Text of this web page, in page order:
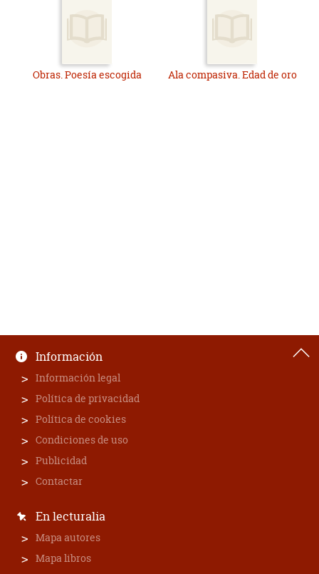
Obras. Poesía escogida Ala compasiva. Edad de oro
Información
Información legal
Política de privacidad
Política de cookies
Condiciones de uso
Publicidad
Contactar
En lecturalia
Mapa autores
Mapa libros